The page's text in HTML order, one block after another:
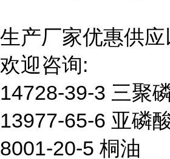
生产厂家优惠供
欢迎咨询:
14728-39-3 三聚
13977-65-6 亚磷
8001-20-5 桐油